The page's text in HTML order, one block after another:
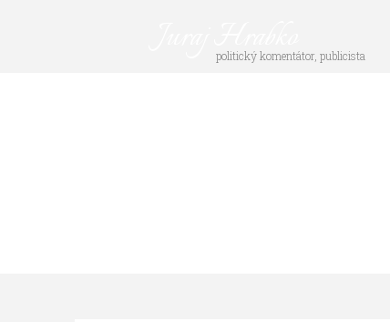
Juraj Hrabko
politický komentátor, publicista